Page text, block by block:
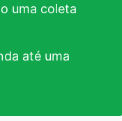
uma coleta
até uma